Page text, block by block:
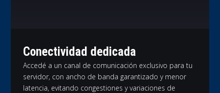
Conectividad dedicada
Accedé a un canal de comunicación exclusivo para tu
servidor, con ancho de banda garantizado y menor
latencia, evitando congestiones y variaciones de